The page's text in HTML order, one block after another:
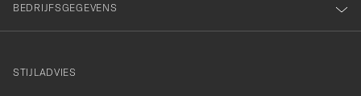
BEDRIJFSGEGEVENS
STIJLADVIES